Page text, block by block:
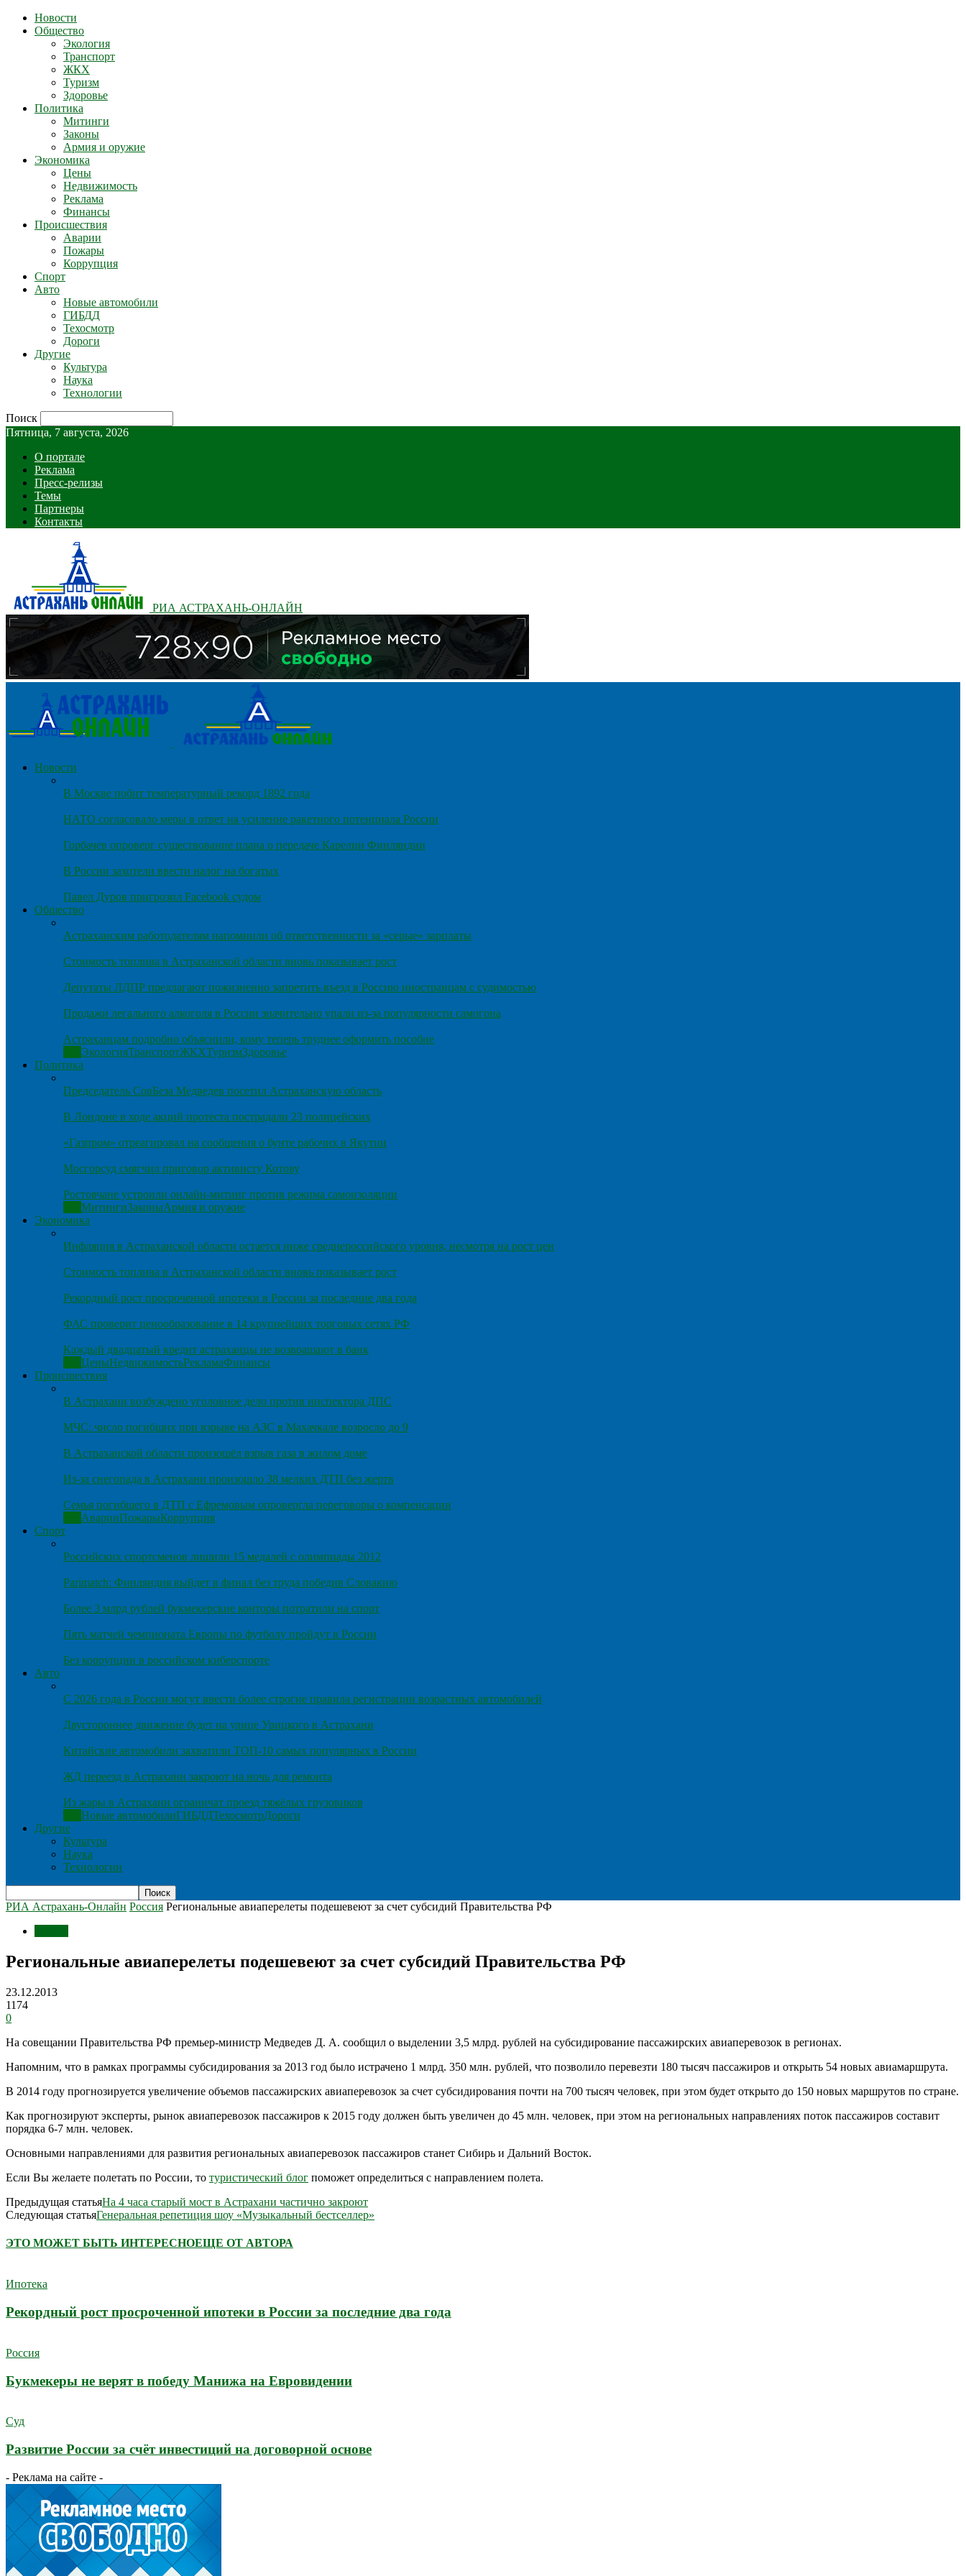
Новости
Общество
Экология
Транспорт
ЖКХ
Туризм
Здоровье
Политика
Митинги
Законы
Армия и оружие
Экономика
Цены
Недвижимость
Реклама
Финансы
Происшествия
Аварии
Пожары
Коррупция
Спорт
Авто
Новые автомобили
ГИБДД
Техосмотр
Дороги
Другие
Культура
Наука
Технологии
Поиск
Пятница, 7 августа, 2026
О портале
Реклама
Пресс-релизы
Темы
Партнеры
Контакты
РИА АСТРАХАНЬ-ОНЛАЙН
Новости
В Москве побит температурный рекорд 1892 года
НАТО согласовало меры в ответ на усиление ракетного потенциала России
Горбачев опроверг существование плана о передаче Карелии Финляндии
В России захотели ввести налог на богатых
Павел Дуров пригрозил Facebook судом
Общество
Астраханским работодателям напомнили об ответственности за «серые» зарплаты
Стоимость топлива в Астраханской области вновь показывает рост
Депутаты ЛДПР предлагают пожизненно запретить въезд в Россию иностранцам с судимостью
Продажи легального алкоголя в России значительно упали из-за популярности самогона
Астраханцам подробно объяснили, кому теперь труднее оформить пособие
ЭкологияТранспортЖКХТуризмЗдоровье
Политика
Председатель СовБеза Медведев посетил Астраханскую область
В Лондоне в ходе акций протеста пострадали 23 полицейских
«Газпром» отреагировал на сообщения о бунте рабочих в Якутии
Мосгорсуд смягчил приговор активисту Котову
Ростовчане устроили онлайн-митинг против режима самоизоляции
МитингиЗаконыАрмия и оружие
Экономика
Инфляция в Астраханской области остается ниже среднероссийского уровня, несмотря на рост цен
Стоимость топлива в Астраханской области вновь показывает рост
Рекордный рост просроченной ипотеки в России за последние два года
ФАС проверит ценообразование в 14 крупнейших торговых сетях РФ
Каждый двадцатый кредит астраханцы не возвращают в банк
ЦеныНедвижимостьРекламаФинансы
Происшествия
В Астрахани возбуждено уголовное дело против инспектора ДПС
МЧС: число погибших при взрыве на АЗС в Махачкале возросло до 9
В Астраханской области произошёл взрыв газа в жилом доме
Из-за снегопада в Астрахани произошло 38 мелких ДТП без жертв
Семья погибшего в ДТП с Ефремовым опровергла переговоры о компенсации
АварииПожарыКоррупция
Спорт
Российских спортсменов лишили 15 медалей с олимпиады 2012
Parimatch: Финляндия выйдет в финал без труда победив Словакию
Более 3 млрд рублей букмекерские конторы потратили на спорт
Пять матчей чемпионата Европы по футболу пройдут в России
Без коррупции в российском киберспорте
Авто
С 2026 года в России могут ввести более строгие правила регистрации возрастных автомобилей
Двустороннее движение будет на улице Урицкого в Астрахани
Китайские автомобили захватили ТОП-10 самых популярных в России
ЖД переезд в Астрахани закроют на ночь для ремонта
Из жары в Астрахани ограничат проезд тяжёлых грузовиков
Новые автомобилиГИБДДТехосмотрДороги
Другие
Культура
Наука
Технологии
РИА Астрахань-Онлайн Россия Региональные авиаперелеты подешевеют за счет субсидий Правительства РФ
Региональные авиаперелеты подешевеют за счет субсидий Правительства РФ
23.12.2013
1174
0
На совещании Правительства РФ премьер-министр Медведев Д. А. сообщил о выделении 3,5 млрд. рублей на субсидирование пассажирских авиаперевозок в регионах.
Напомним, что в рамках программы субсидирования за 2013 год было истрачено 1 млрд. 350 млн. рублей, что позволило перевезти 180 тысяч пассажиров и открыть 54 новых авиамаршрута.
В 2014 году прогнозируется увеличение объемов пассажирских авиаперевозок за счет субсидирования почти на 700 тысяч человек, при этом будет открыто до 150 новых маршрутов по стране.
Как прогнозируют эксперты, рынок авиаперевозок пассажиров к 2015 году должен быть увеличен до 45 млн. человек, при этом на региональных направлениях поток пассажиров составит
порядка 6-7 млн. человек.
Основными направлениями для развития региональных авиаперевозок пассажиров станет Сибирь и Дальний Восток.
Если Вы желаете полетать по России, то туристический блог поможет определиться с направлением полета.
Предыдущая статьяНа 4 часа старый мост в Астрахани частично закроют
Следующая статьяГенеральная репетиция шоу «Музыкальный бестселлер»
ЭТО МОЖЕТ БЫТЬ ИНТЕРЕСНОЕЩЕ ОТ АВТОРА
Ипотека
Рекордный рост просроченной ипотеки в России за последние два года
Россия
Букмекеры не верят в победу Манижа на Евровидении
Суд
Развитие России за счёт инвестиций на договорной основе
- Реклама на сайте -